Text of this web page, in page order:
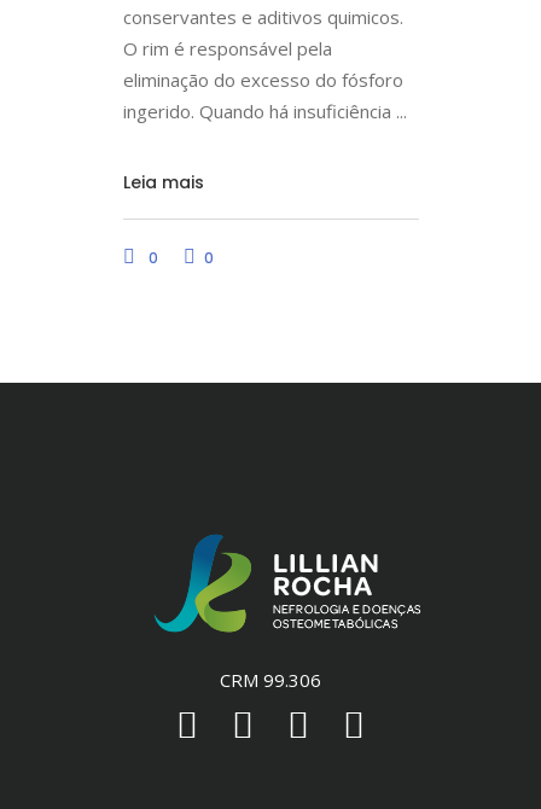
conservantes e aditivos quimicos.
O rim é responsável pela
eliminação do excesso do fósforo
ingerido. Quando há insuficiência
Leia mais
0 0
CRM 99.306